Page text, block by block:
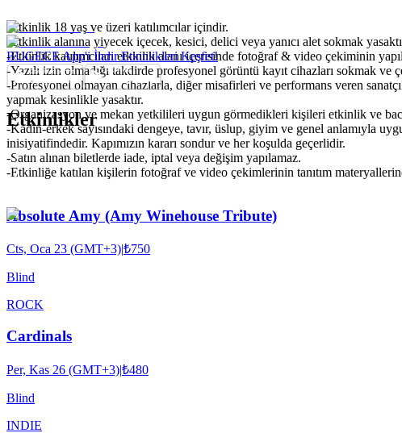
-Etkinlik 18 yaş ve üzeri katılımcılar içindir.
-Etkinlik alanına yiyecek içecek, kesici, delici veya yanıcı alet sokmak
-Etkinlik katılımcıları etkinlik alanı içerisinde fotoğraf & video çekiminin
-Yazılı izin olmadığı takdirde profesyonel görüntü kayıt cihazları sokmak ve
-Profesyonel olmayan cihazlarla, diğer misafirleri ve performans veren
yapmak kesinlikle yasaktır.
-Organizasyon ve mekan yetkilileri uygun görmedikleri kişileri etkinlik ve
-Kadın-erkek sayısındaki dengeye, tavır, üslup, giyim ve genel anlamıyla
inisiyatifindedir. Kapımızın kararı sondur ve her koşulda geçerlidir.
-Satın alınan biletlerde iade, iptal veya değişim yapılamaz.
-Etkinliğe katılan kişilerin fotoğraf ve video çekimlerinin tanıtım
BUGECE App'i İndir Etkinlikleri Keşfet!
Etkinlikler
Absolute Amy (Amy Winehouse Tribute)
Cts, Oca 23 (GMT+3)|₺750
Blind
ROCK
Cardinals
Per, Kas 26 (GMT+3)|₺480
Blind
INDIE